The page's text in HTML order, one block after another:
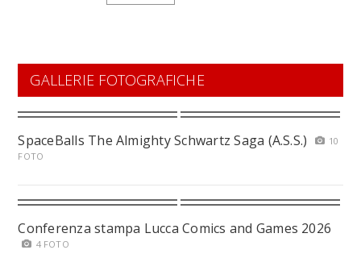
GALLERIE FOTOGRAFICHE
SpaceBalls The Almighty Schwartz Saga (A.S.S.)
10
FOTO
Conferenza stampa Lucca Comics and Games 2026
4 FOTO